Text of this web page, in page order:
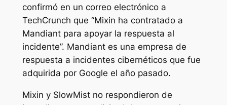
confirmó en un correo electrónico a
TechCrunch que “Mixin ha contratado a
Mandiant para apoyar la respuesta al
incidente”. Mandiant es una empresa de
respuesta a incidentes cibernéticos que fue
adquirida por Google el año pasado.
Mixin y SlowMist no respondieron de